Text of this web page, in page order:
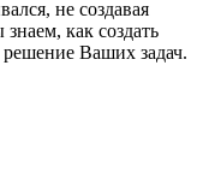
не создавая
как создать
Ваших задач.